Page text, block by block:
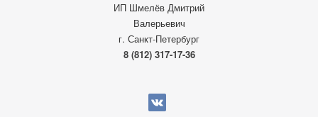
ИП Шмелёв Дмитрий
Валерьевич
г. Санкт-Петербург
8 (812) 317-17-36